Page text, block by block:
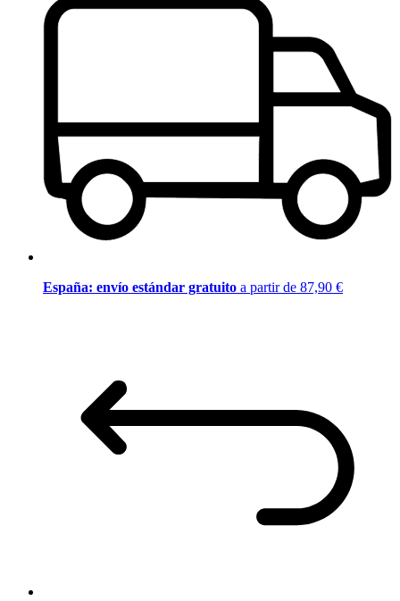
España: envío estándar gratuito a partir de 87,90 €